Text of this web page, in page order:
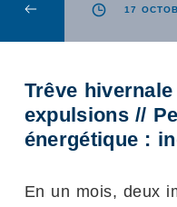
17
Trêve
expulsions //
énergétique :
En un mois, deux